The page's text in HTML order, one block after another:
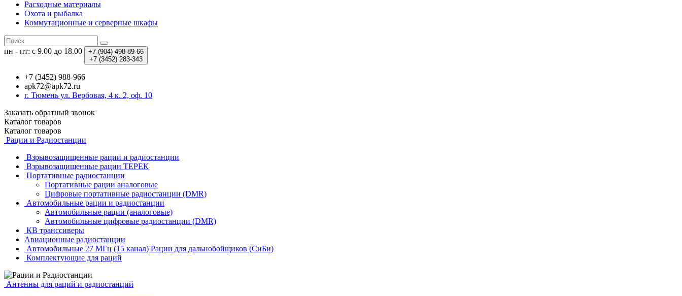
Расходные материалы
Охота и рыбалка
Коммутационные и серверные шкафы
пн - пт: с 9.00 до 18.00 +7 (904) 498-89-66
+7 (3452) 283-343
+7 (3452) 988-966
apk72@apk72.ru
г. Тюмень ул. Вербовая, 4 к. 2, оф. 10
Заказать обратный звонок
Каталог товаров
Каталог товаров
Рации и Радиостанции
Взрывозащищенные рации и радиостанции
Взрывозащищенные рации ТЕРЕК
Портативные радиостанции
Портативные рации аналоговые
Цифровые портативные радиостанции (DMR)
Автомобильные рации и радиостанции
Автомобильные рации (аналоговые)
Автомобильные цифровые радиостанции (DMR)
КВ транссиверы
Авиационные радиостанции
Автомобильные 27 МГц (15 канал) Рации для дальнобойщиков (СиБи)
Комплектующие для раций
Антенны для раций и радиостанций